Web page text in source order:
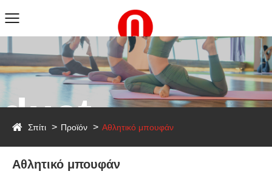
Σπίτι Προϊόν Αθλητικό μπουφάν
Αθλητικό μπουφάν